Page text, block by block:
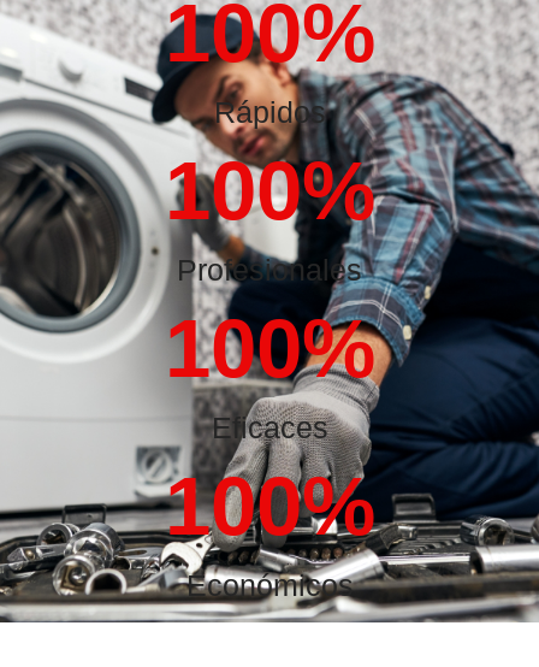
Rápidos
100%
Profesionales
100%
Eficaces
100%
Económicos
100%